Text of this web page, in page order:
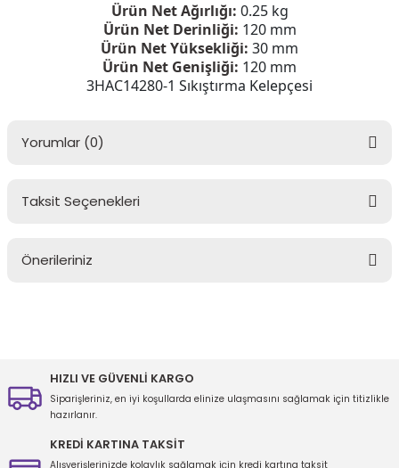
Ürün Net Ağırlığı: 0.25 kg
Ürün Net Derinliği: 120 mm
Ürün Net Yüksekliği: 30 mm
Ürün Net Genişliği: 120 mm
3HAC14280-1 Sıkıştırma Kelepçesi
Yorumlar (0)
Taksit Seçenekleri
Önerileriniz
Ürün resmi kalitesiz, bozuk veya görüntülenemiyor.
Ürün bilgilerinde hatalar bulunuyor.
HIZLI VE GÜVENLİ KARGO
Siparişleriniz, en iyi koşullarda elinize ulaşmasını sağlamak için titizlikle
hazırlanır.
KREDİ KARTINA TAKSİT
Alışverişlerinizde kolaylık sağlamak için kredi kartına taksit